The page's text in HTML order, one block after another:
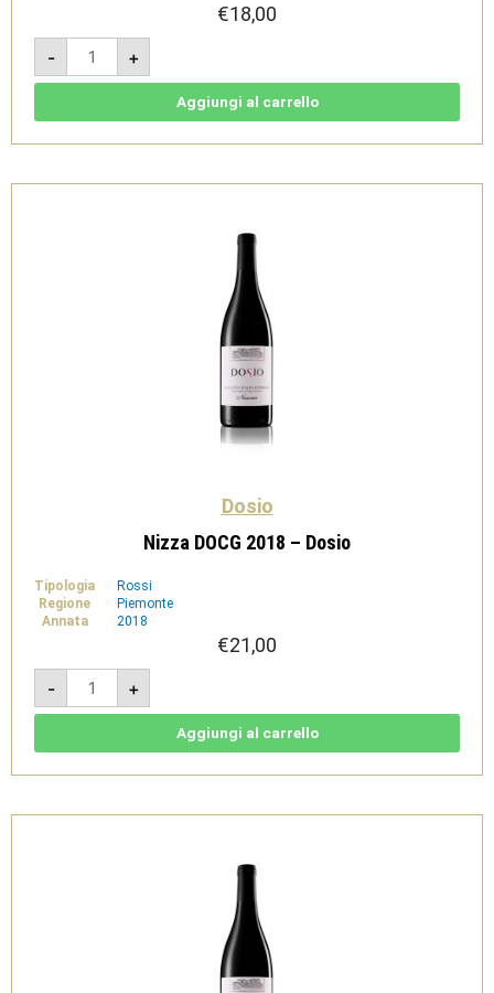
€18,00
-
Langhe
DOC
Riesling
-
+
Aggiungi al carrello
Dosio
Nizza DOCG 2018 – Dosio
Tipologia
Rossi
Regione
Piemonte
Annata
2018
€21,00
-
Nizza
DOCG
2018
-
+
Aggiungi al carrello